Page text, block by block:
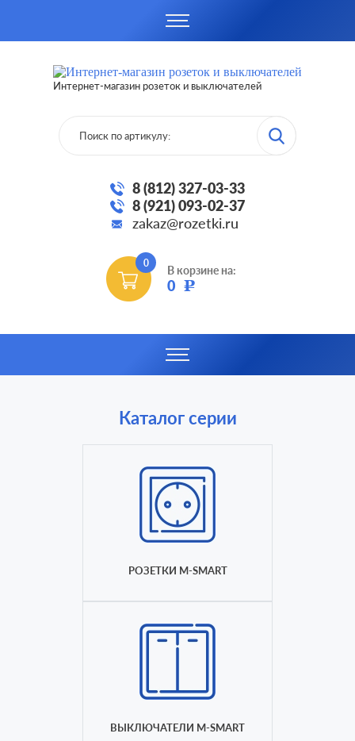
Интернет-магазин розеток и выключателей
8 (812) 327-03-33
8 (921) 093-02-37
zakaz@rozetki.ru
0
В корзине на:
0 Р
Каталог серии
РОЗЕТКИ M-SMART
ВЫКЛЮЧАТЕЛИ M-SMART